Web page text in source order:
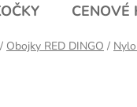
CENOVÉ
/ Obojky RED DINGO /